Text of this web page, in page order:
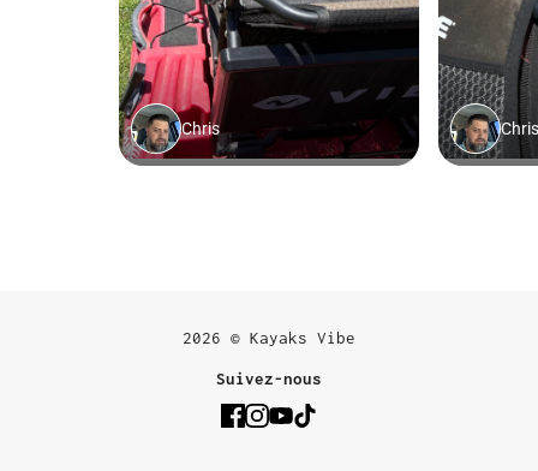
2026 © Kayaks Vibe
Suivez-nous